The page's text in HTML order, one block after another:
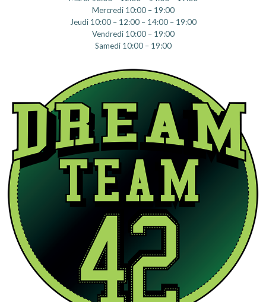
Mercredi 10:00 – 19:00
Jeudi 10:00 – 12:00 – 14:00 – 19:00
Vendredi 10:00 – 19:00
Samedi 10:00 – 19:00